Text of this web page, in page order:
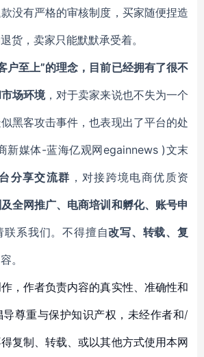
没有严格的审核制度，买家随便捏造
货，卖家只能默默承受着。
户至上”的理念，目前已经拥有了很不
场环境，对于卖家来说也不失为一个
黑客攻击事件，也表现出了平台的处
新媒体-蓝海亿观网egainnews )文末
分享交流群 ，对接跨境电商优质资
全网推广、电商培训和孵化、账号申
联系我们。不得擅自改写、转载、复
。
，作者负责内容的真实性、准确性和
尊重与保护知识产权，未经作者和/
复制、转载、或以其他方式使用本网